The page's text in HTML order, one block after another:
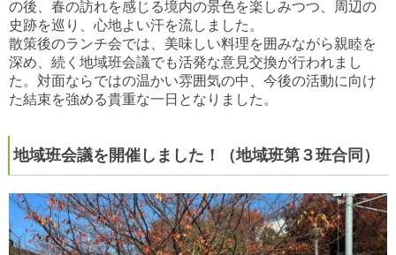
の後、春の訪れを感じる境内の景色を楽しみつつ、周辺の
史跡を巡り、心地よい汗を流しました。
散策後のランチ会では、美味しい料理を囲みながら親睦を
深め、続く地域班会議でも活発な意見交換が行われまし
た。対面ならではの温かい雰囲気の中、今後の活動に向け
た結束を強める貴重な一日となりました。
地域班会議を開催しました！（地域班第３班合同）